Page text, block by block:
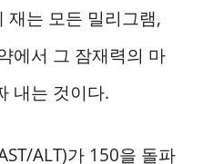
재는 모든 밀리그램,
에서 그 잠재력의 마
내는 것이다.
ALT)가 150을 돌파